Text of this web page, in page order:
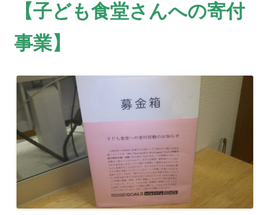
【子ども食堂さんへの寄付
事業】